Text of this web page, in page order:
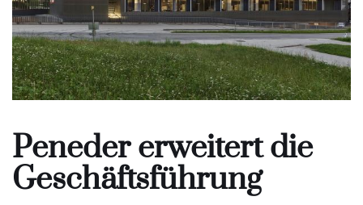
Peneder erweitert die
Geschäftsführung